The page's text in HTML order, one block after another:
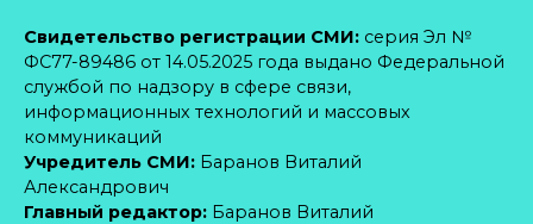
Свидетельство регистрации СМИ: серия Эл №
ФС77-89486 от 14.05.2025 года выдано Федеральной
службой по надзору в сфере связи,
информационных технологий и массовых
коммуникаций
Учредитель СМИ: Баранов Виталий
Александрович
Главный редактор: Баранов Виталий